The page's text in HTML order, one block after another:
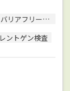
バリアフリー対応
レントゲン検査